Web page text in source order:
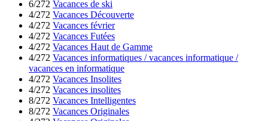
6/272 Vacances de ski
4/272 Vacances Découverte
4/272 Vacances février
4/272 Vacances Futées
4/272 Vacances Haut de Gamme
4/272 Vacances informatiques / vacances informatique /
vacances en informatique
4/272 Vacances Insolites
4/272 Vacances insolites
8/272 Vacances Intelligentes
8/272 Vacances Originales